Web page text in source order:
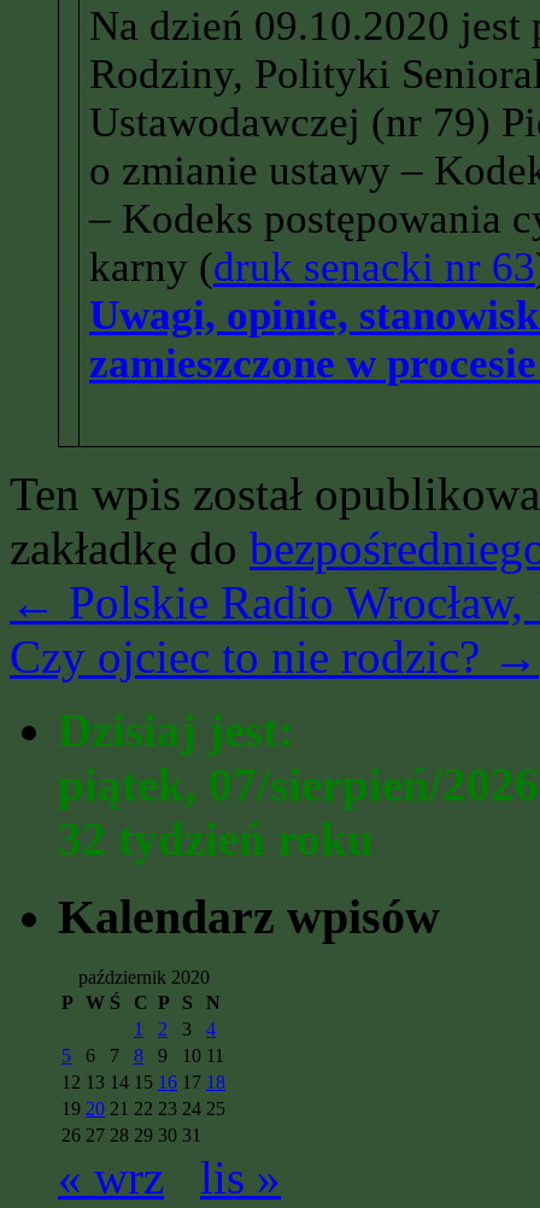
Na dzień 09.10.2020
Rodziny, Polityki
Ustawodawczej (nr 79)
o zmianie ustawy –
– Kodeks postępowania
karny (druk senacki nr 63
Uwagi, opinie,
zamieszczone w
Ten wpis został
zakładkę do
← Polskie Radio
Czy ojciec to nie rodzic? →
Dzisiaj jest:
piątek, 07/sierpień/2026
32 tydzień roku
Kalendarz wpisów
październik 2020
P W Ś C P S
N
1
2 3
4
5
6 7 8 9 10 11
12 13 14 15 16 17 18
19 20 21 22 23 24 25
26 27 28 29 30 31
« wrz lis »